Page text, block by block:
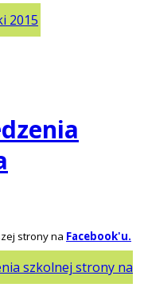
2015
strony na Facebook'u.
szkolnej strony na